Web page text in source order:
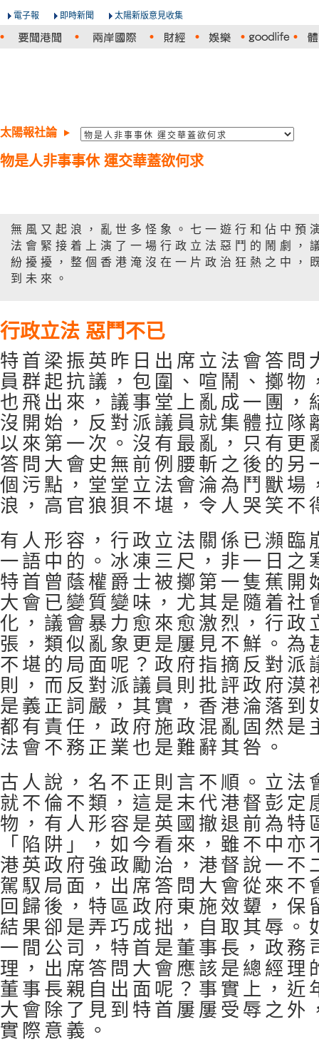
電子報 即時新聞 太陽新版意見收集
太陽報社論
物是人非事事休 運交華蓋欲何求
無風又起浪，亂世多怪象。七一遊行和佔中預
法會緊接着上演了一場行政立法惡鬥的鬧劇，
紛擾擾，整個香港淹沒在一片政治狂熱之中，
到未來。
行政立法 惡鬥不已
特首梁振英昨日出席立法會答問
員群起抗議，包圍、喧鬧、擲物
也飛出來，議事堂上亂成一團，
沒開始，反對派議員就集體拉隊
以來第一次。沒有最亂，只有更
答問大會史無前例腰斬之後的另
個污點，堂堂立法會淪為鬥獸場
浪，高官狼狽不堪，令人哭笑不
有人形容，行政立法關係已瀕臨
一語中的。冰凍三尺，非一日之
特首曾蔭權爵士被擲第一隻蕉開
大會已變質變味，尤其是隨着社
化，議會暴力愈來愈激烈，行政
張，類似亂象更是屢見不鮮。為
不堪的局面呢？政府指摘反對派
則，而反對派議員則批評政府漠
是義正詞嚴，其實，香港淪落到
都有責任，政府施政混亂固然是
法會不務正業也是難辭其咎。
古人說，名不正則言不順。立法
就不倫不類，這是末代港督彭定
物，有人形容是英國撤退前為特
「陷阱」，如今看來，雖不中
港英政府強政勵治，港督說一不
駕馭局面，出席答問大會從來不
回歸後，特區政府東施效顰，保
結果卻是弄巧成拙，自取其辱。
一間公司，特首是董事長，政務
理，出席答問大會應該是總經理
董事長親自出面呢？事實上，近
大會除了見到特首屢屢受辱之外
實際意義。